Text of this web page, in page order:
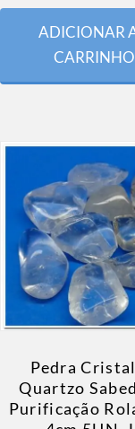
ADICIONAR
CARRINHO
Pedra
Quartzo
Purificação